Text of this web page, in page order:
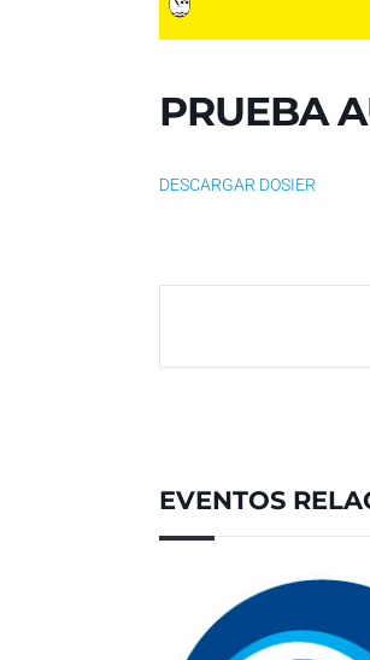
PRUEBA
DESCARGAR DOSIER
EVENTOS